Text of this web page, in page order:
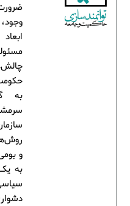
به
و
به